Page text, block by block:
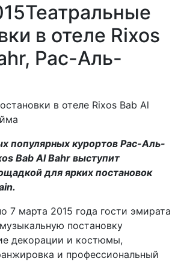
Театральные
в отеле Rixos
Рас-Аль-
популярных курортов Рас-Аль-
Bab Al Bahr выступит
для ярких постановок
марта 2015 года гости эмирата
постановку
декорации и костюмы,
и профессиональный